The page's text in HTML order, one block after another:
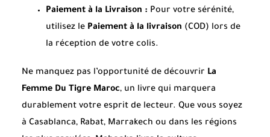
Paiement à la Livraison : Pour votre sérénité,
utilisez le Paiement à la livraison (COD) lors de
la réception de votre colis.
Ne manquez pas l’opportunité de découvrir La
Femme Du Tigre Maroc, un livre qui marquera
durablement votre esprit de lecteur. Que vous soyez
à Casablanca, Rabat, Marrakech ou dans les régions